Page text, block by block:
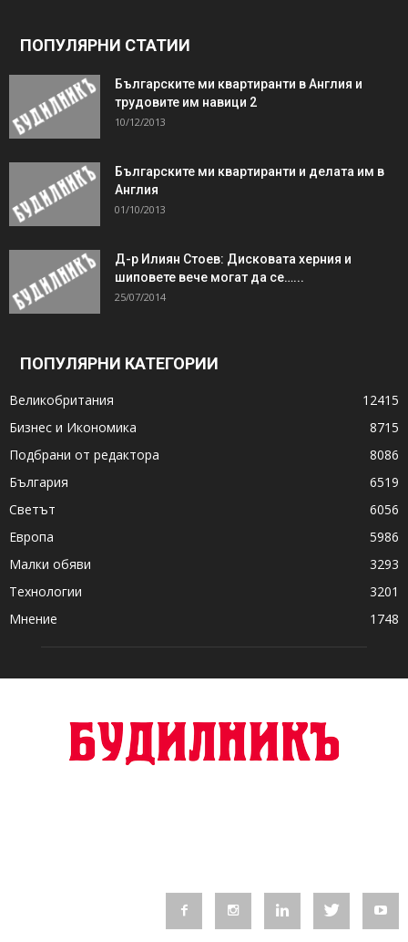
ПОПУЛЯРНИ СТАТИИ
Българските ми квартиранти в Англия и
трудовите им навици 2
10/12/2013
Българските ми квартиранти и делата им в
Англия
01/10/2013
Д-р Илиян Стоев: Дисковата херния и
шиповете вече могат да се…...
25/07/2014
ПОПУЛЯРНИ КАТЕГОРИИ
Великобритания
12415
Бизнес и Икономика
8715
Подбрани от редактора
8086
България
6519
Светът
6056
Европа
5986
Малки обяви
3293
Технологии
3201
Мнение
1748